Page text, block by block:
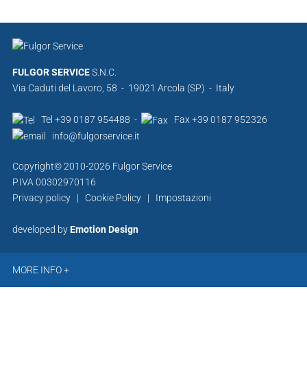
FULGOR SERVICES.N.C.
Via Caduti del Lavoro, 58 - 19021 Arcola (SP) - Italy
Tel +39 0187 954488 -
Fax +39 0187 952326
info@fulgorservice.it
Copyright© 2010-2026 Fulgor Service
P.IVA 00302970116
Privacy policy| Cookie Policy| Impostazioni
developed byEmotion Design
MORE INFO +